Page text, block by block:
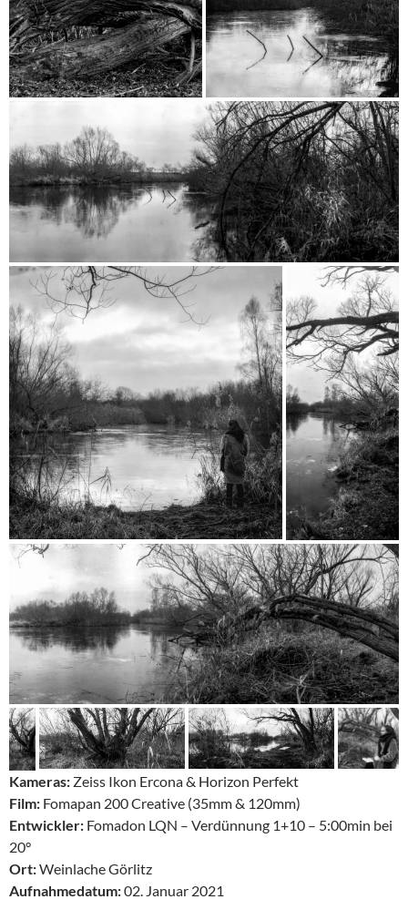
Kameras: Zeiss Ikon Ercona & Horizon Perfekt
Film: Fomapan 200 Creative (35mm & 120mm)
Entwickler: Fomadon LQN – Verdünnung 1+10 – 5:00min bei
20°
Ort:Weinlache Görlitz
Aufnahmedatum:02. Januar 2021